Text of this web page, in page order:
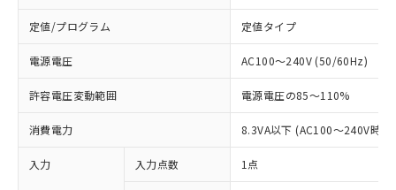
定値/プログラム 定値タイプ
電源電圧 AC100～240V (50/60Hz)
許容電圧変動範囲 電源電圧の85～110%
消費電力 8.3VA以下 (AC100～240V時)
入力 入力点数 1点